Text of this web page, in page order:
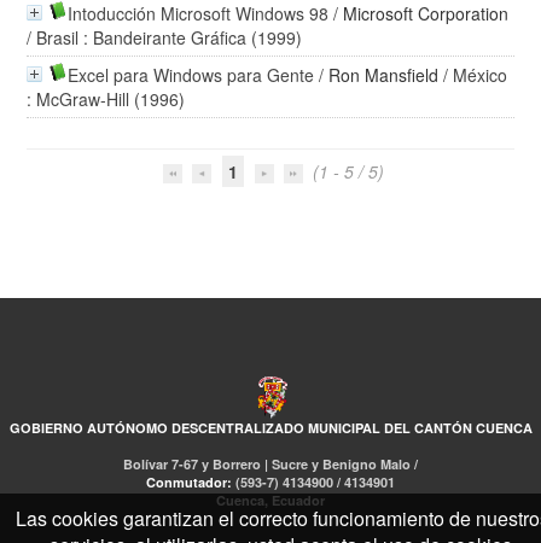
Intoducción Microsoft Windows 98 / Microsoft Corporation
/ Brasil : Bandeirante Gráfica (1999)
Excel para Windows para Gente / Ron Mansfield / México
: McGraw-Hill (1996)
1 (1 - 5 / 5)
GOBIERNO AUTÓNOMO DESCENTRALIZADO MUNICIPAL DEL CANTÓN CUENCA
Bolívar 7-67 y Borrero | Sucre y Benigno Malo /
Conmutador: (593-7) 4134900 / 4134901
Cuenca, Ecuador
Las cookies garantizan el correcto funcionamiento de